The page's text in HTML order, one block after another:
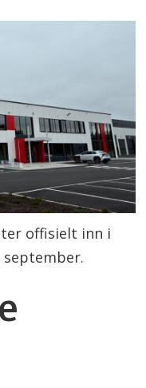
offisielt inn i
september.